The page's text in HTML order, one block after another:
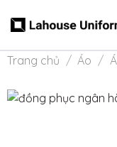
Trang chủ / Áo /